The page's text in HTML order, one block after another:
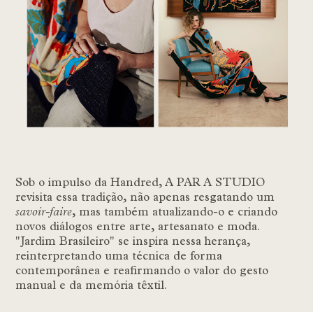
Sob o impulso da Handred, A PAR A STUDIO
revisita essa tradição, não apenas resgatando um
savoir-faire, mas também atualizando-o e criando
novos diálogos entre arte, artesanato e moda.
"Jardim Brasileiro" se inspira nessa herança,
reinterpretando uma técnica de forma
contemporânea e reafirmando o valor do gesto
manual e da memória têxtil.